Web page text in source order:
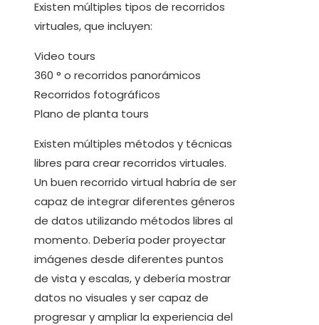
Existen múltiples tipos de recorridos
virtuales, que incluyen:
Video tours
360 ° o recorridos panorámicos
Recorridos fotográficos
Plano de planta tours
Existen múltiples métodos y técnicas
libres para crear recorridos virtuales.
Un buen recorrido virtual habría de ser
capaz de integrar diferentes géneros
de datos utilizando métodos libres al
momento. Debería poder proyectar
imágenes desde diferentes puntos
de vista y escalas, y debería mostrar
datos no visuales y ser capaz de
progresar y ampliar la experiencia del